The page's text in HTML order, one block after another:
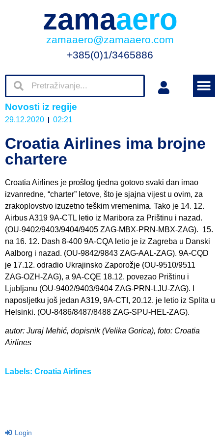
zamaaero
zamaaero@zamaaero.com
+385(0)1/3465886
Novosti iz regije
29.12.2020 02:21
Croatia Airlines ima brojne
chartere
Croatia Airlines je prošlog tjedna gotovo svaki dan imao
izvanredne, “charter” letove, što je sjajna vijest u ovim, za
zrakoplovstvo izuzetno teškim vremenima. Tako je 14. 12.
Airbus A319 9A-CTL letio iz Maribora za Prištinu i nazad.
(OU-9402/9403/9404/9405 ZAG-MBX-PRN-MBX-ZAG). 15.
na 16. 12. Dash 8-400 9A-CQA letio je iz Zagreba u Danski
Aalborg i nazad. (OU-9842/9843 ZAG-AAL-ZAG). 9A-CQD
je 17.12. odradio Ukrajinsko Zaporožje (OU-9510/9511
ZAG-OZH-ZAG), a 9A-CQE 18.12. povezao Prištinu i
Ljubljanu (OU-9402/9403/9404 ZAG-PRN-LJU-ZAG). I
naposljetku još jedan A319, 9A-CTI, 20.12. je letio iz Splita u
Helsinki. (OU-8486/8487/8488 ZAG-SPU-HEL-ZAG).
autor: Juraj Mehić, dopisnik (Velika Gorica), foto: Croatia
Airlines
Labels: Croatia Airlines
Login